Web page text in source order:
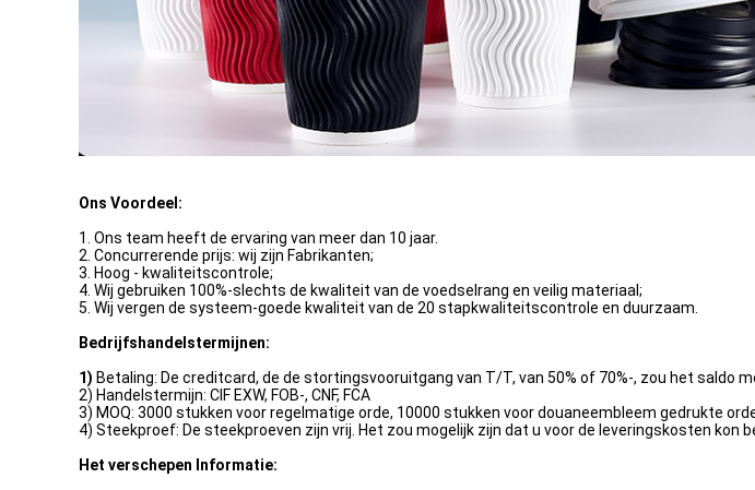
Ons Voordeel:
1. Ons team heeft de ervaring van meer dan 10 jaar.
2. Concurrerende prijs: wij zijn Fabrikanten;
3. Hoog - kwaliteitscontrole;
4. Wij gebruiken 100%-slechts de kwaliteit van de voedselrang en veilig materiaal;
5. Wij vergen de systeem-goede kwaliteit van de 20 stapkwaliteitscontrole en duurzaam.
Bedrijfshandelstermijnen:
1) Betaling: De creditcard, de de stortingsvooruitgang van T/T, van 50% of 70%-, zou het saldo
2) Handelstermijn: CIF EXW, FOB-, CNF, FCA
3) MOQ: 3000 stukken voor regelmatige orde, 10000 stukken voor douaneembleem gedrukte
4) Steekproef: De steekproeven zijn vrij. Het zou mogelijk zijn dat u voor de leveringskosten kon
Het verschepen Informatie: